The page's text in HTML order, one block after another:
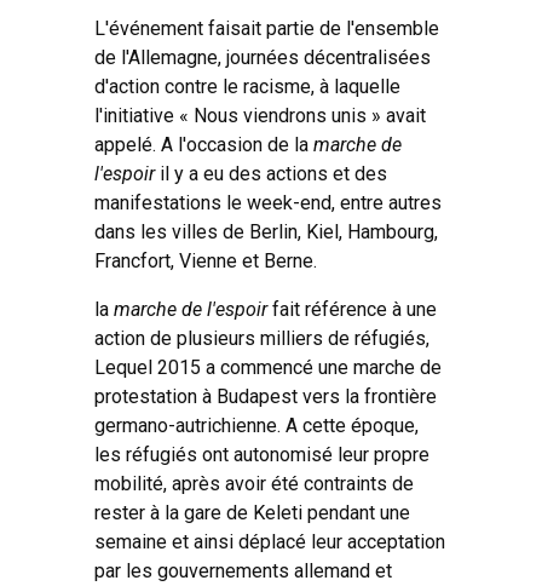
L'événement faisait partie de l'ensemble
de l'Allemagne, journées décentralisées
d'action contre le racisme, à laquelle
l'initiative « Nous viendrons unis » avait
appelé. A l'occasion de la marche de
l'espoiril y a eu des actions et des
manifestations le week-end, entre autres
dans les villes de Berlin, Kiel, Hambourg,
Francfort, Vienne et Berne.
la marche de l'espoirfait référence à une
action de plusieurs milliers de réfugiés,
Lequel 2015 a commencé une marche de
protestation à Budapest vers la frontière
germano-autrichienne. A cette époque,
les réfugiés ont autonomisé leur propre
mobilité, après avoir été contraints de
rester à la gare de Keleti pendant une
semaine et ainsi déplacé leur acceptation
par les gouvernements allemand et